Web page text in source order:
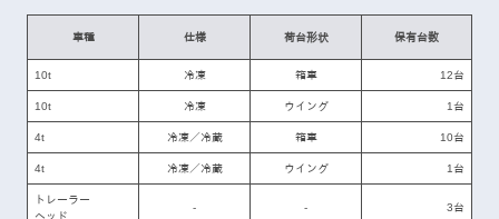
車種 仕様 荷台形状 保有台数
10t 冷凍 箱車 12台
10t 冷凍 ウイング 1台
4t 冷凍／冷蔵 箱車 10台
4t 冷凍／冷蔵 ウイング 1台
トレーラー
ヘッド
- - 3台